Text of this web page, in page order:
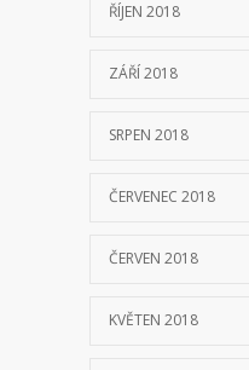
ŘÍJEN 2018
ZÁŘÍ 2018
SRPEN 2018
ČERVENEC 2018
ČERVEN 2018
KVĚTEN 2018